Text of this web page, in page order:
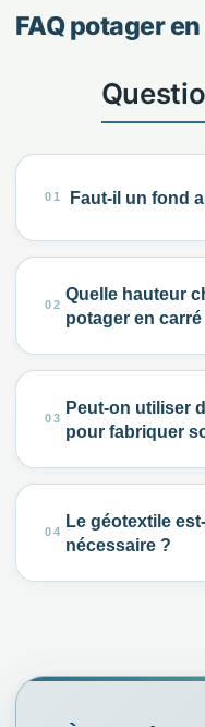
FAQ potager
Faut-il un fond
Quelle hauteur
potager en carré
Peut-on utiliser
pour fabriquer
Le géotextile
nécessaire ?